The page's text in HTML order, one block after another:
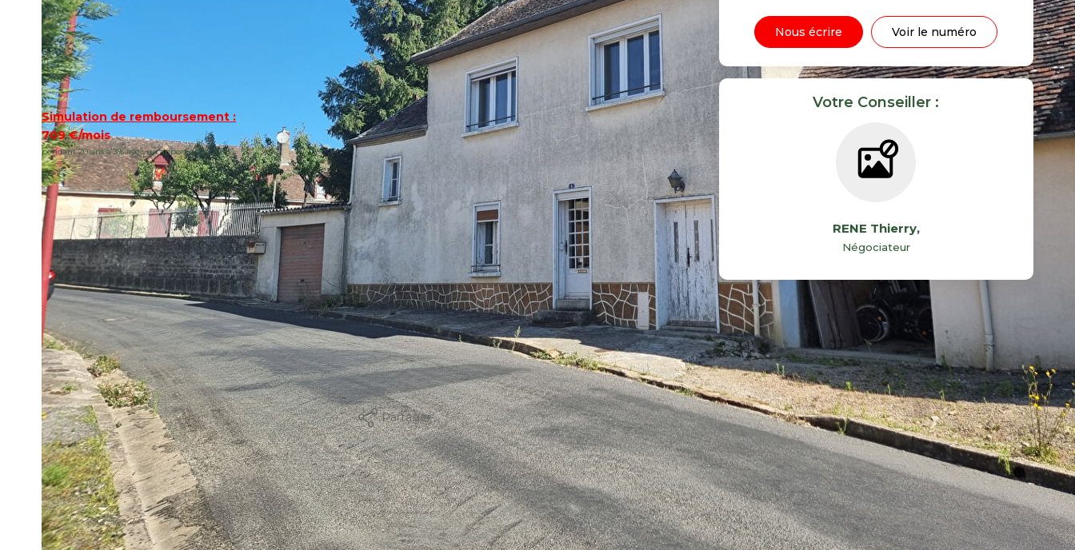
Simulation de remboursement :
709 €/mois
pendant 20 ans à 3% avec un apport de 14 200 €
Description
Réf : 3401
proche Saint Cosme maison de bourg avec jardin clos, comprenant en rez de chaussée , séjour,
cuisine , bureau, salle d'eau ey double wc
à l'étage 4 chambres et une salle de bain avec wc
deux garages
terrasse couverte
**Honoraires à la charge du vendeur
Imprimer Partager Calculer mon budget
Nos honoraires
Nous écrire Voir le numéro
Votre Conseiller :
RENE Thierry,
Négociateur